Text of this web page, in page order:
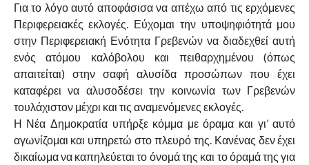
Για το λόγο αυτό αποφάσισα να απέχω από τις ερχόμενες
Περιφερειακές εκλογές. Εύχομαι την υποψηφιότητά μου
στην Περιφερειακή Ενότητα Γρεβενών να διαδεχθεί αυτή
ενός ατόμου καλόβολου και πειθαρχημένου (όπως
απαιτείται) στην σαφή αλυσίδα προσώπων που έχει
καταφέρει να αλυσοδέσει την κοινωνία των Γρεβενών
τουλάχιστον μέχρι και τις αναμενόμενες εκλογές.
Η Νέα Δημοκρατία υπήρξε κόμμα με όραμα και γι’ αυτό
αγωνίζομαι και υπηρετώ στο πλευρό της. Κανένας δεν έχει
δικαίωμα να καπηλεύεται το όνομά της και το όραμά της για